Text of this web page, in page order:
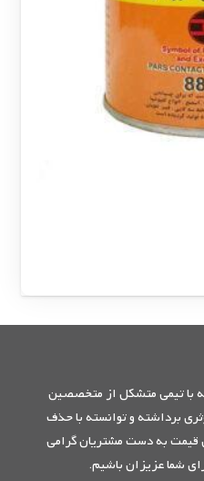
با تیمی متشکل از متخصصین
برداشته و توانسته با حذف
قیمت به دست مشتریان گرامی
شما عزیزان باشیم.